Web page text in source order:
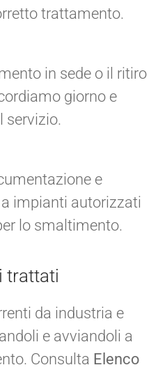
trattamento.
in sede o il ritiro
giorno e
servizio.
e
impianti autorizzati
lo smaltimento.
trattati
da industria e
e avviandoli a
Consulta Elenco